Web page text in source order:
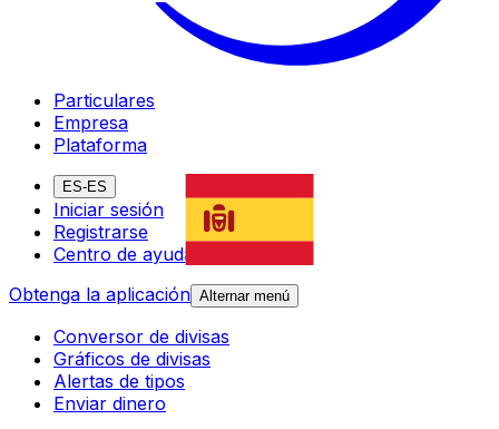
Particulares
Empresa
Plataforma
ES-ES
Iniciar sesión
Registrarse
Centro de ayuda
Obtenga la aplicación Alternar menú
Conversor de divisas
Gráficos de divisas
Alertas de tipos
Enviar dinero